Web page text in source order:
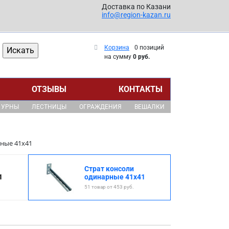
Доставка по Казани
info@region-kazan.ru
Корзина
0 позиций
на сумму 0 руб.
ОТЗЫВЫ КОНТАКТЫ
УРНЫ ЛЕСТНИЦЫ ОГРАЖДЕНИЯ ВЕШАЛКИ
41x41
Страт консоли
одинарные 41x41
51 товар от 453 руб.